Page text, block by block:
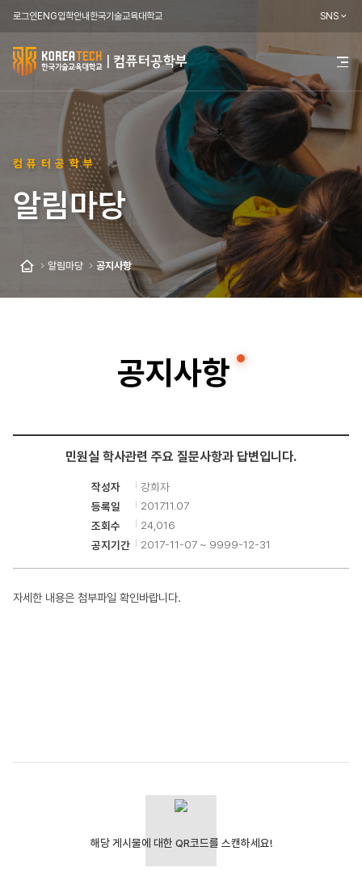
로그인ENG입학안내한국기술교육대학교 SNS
한
국
교
육
학
교
학
전
메
기
컴퓨터공학부
알림마당
알림마당 공지사항
공지사항
민원실 학사관련 주요 질문사항과 답변입니다.
작성자
강희자
등록일
2017.11.07
조회수
24,016
공지기간
2017-11-07 ~ 9999-12-31
자세한 내용은 첨부파일 확인바랍니다.